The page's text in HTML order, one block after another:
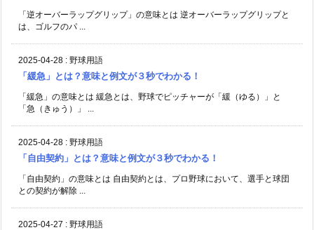
「逆オーバーラップグリップ」の意味とは 逆オーバーラップグリップと
は、ゴルフのパ ...
2025-04-28 : 野球用語
「緩急」とは？意味と例文が３秒でわかる！
「緩急」の意味とは 緩急とは、野球でピッチャーが「緩（ゆる）」と
「急（きゅう）」 ...
2025-04-28 : 野球用語
「自由契約」とは？意味と例文が３秒でわかる！
「自由契約」の意味とは 自由契約とは、プロ野球において、選手と球団
との契約が解除 ...
2025-04-27 : 野球用語